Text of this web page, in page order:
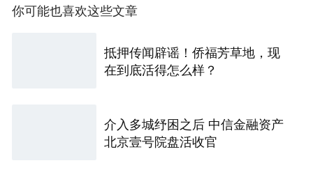
你可能也喜欢这些文章
抵押传闻辟谣！侨福芳草地，现
在到底活得怎么样？
介入多城纾困之后 中信金融资产
北京壹号院盘活收官